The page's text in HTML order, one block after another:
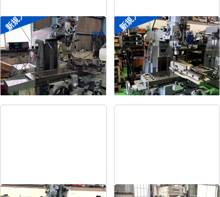
新規入荷
#2ラムフライス盤
メーカー 静岡
形 式 VHR-SD
年 式-
新規入荷
#1ラムフライス盤
メーカー 静岡
形 式 ST-BC
年 式-